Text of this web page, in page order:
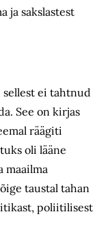
ja sakslastest
ei tahtnud
See on kirjas
räägiti
oli lääne
maailma
taustal tahan
poliitilisest